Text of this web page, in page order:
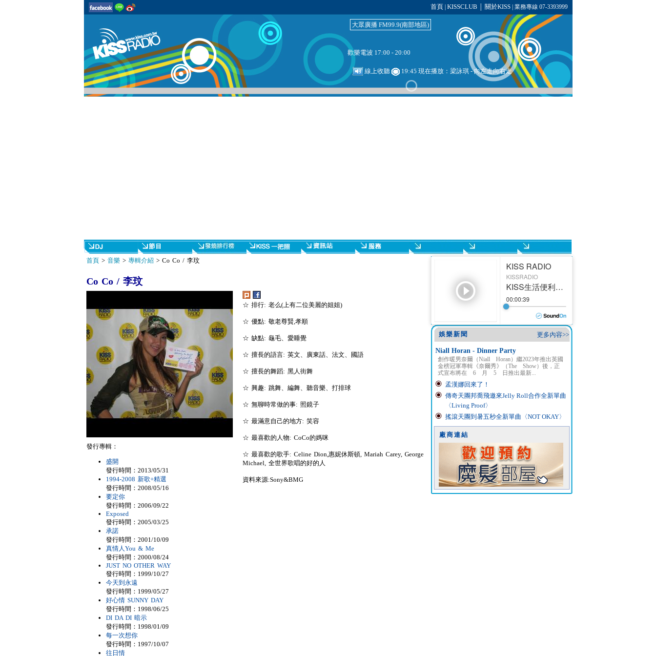
首頁 KISSCLUB 關於KISS| 業務專線 07-3393999
大眾廣播 FM99.9(南部地區)
歡樂電波 17:00 - 20:00
線上收聽 19:45 現在播放： 梁詠琪-向左走向右走
首頁> 音樂> 專輯介紹 > Co Co / 李玟
Co Co / 李玟
☆ 排行: 老么(上有二位美麗的姐姐)
☆ 優點: 敬老尊賢,孝順
☆ 缺點: 龜毛、愛睡覺
☆ 擅長的語言: 英文、廣東話、法文、國語
☆ 擅長的舞蹈: 黑人街舞
☆ 興趣: 跳舞、編舞、聽音樂、打排球
☆ 無聊時常做的事: 照鏡子
☆ 最滿意自己的地方: 笑容
☆ 最喜歡的人物: CoCo的媽咪
☆ 最喜歡的歌手: Celine Dion,惠妮休斯頓, Mariah Carey, George
Michael, 全世界歌唱的好的人
資料來源:Sony&BMG
發行專輯：
盛開
發行時間：2013/05/31
1994-2008 新歌+精選
發行時間：2008/05/16
要定你
發行時間：2006/09/22
Exposed
發行時間：2005/03/25
承諾
發行時間：2001/10/09
真情人You & Me
發行時間：2000/08/24
JUST NO OTHER WAY
發行時間：1999/10/27
今天到永遠
發行時間：1999/05/27
好心情 SUNNY DAY
發行時間：1998/06/25
DI DA DI 暗示
發行時間：1998/01/09
每一次想你
發行時間：1997/10/07
往日情
更多內容>>
娛樂新聞
Niall Horan - Dinner Party
創作暖男奈爾（Niall Horan）繼2023年推出英國
金榜冠軍專輯《奈爾秀》（The Show）後，正
式宣布將在 6 月 5 日推出最新...
孟漢娜回來了！
傳奇天團邦喬飛邀來Jelly Roll合作全新單曲
〈Living Proof〉
搖滾天團到暑五秒全新單曲〈NOT OKAY〉
廠商連結